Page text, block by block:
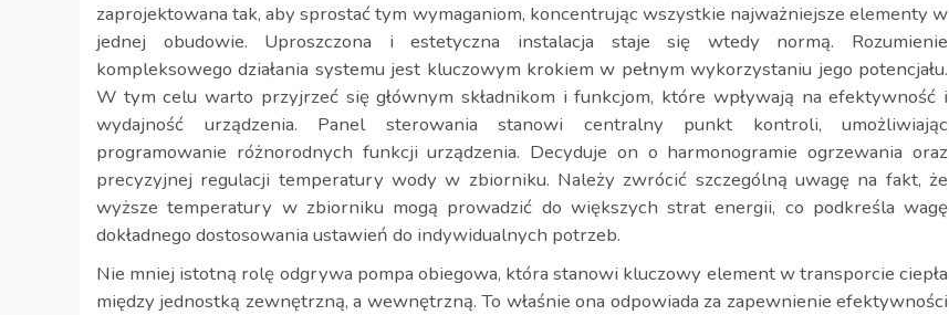
zaprojektowana tak, aby sprostać tym wymaganiom, koncentrując wszystkie najważniejsze elementy w
jednej obudowie. Uproszczona i estetyczna instalacja staje się wtedy normą. Rozumienie
kompleksowego działania systemu jest kluczowym krokiem w pełnym wykorzystaniu jego potencjału.
W tym celu warto przyjrzeć się głównym składnikom i funkcjom, które wpływają na efektywność i
wydajność urządzenia. Panel sterowania stanowi centralny punkt kontroli, umożliwiając
programowanie różnorodnych funkcji urządzenia. Decyduje on o harmonogramie ogrzewania oraz
precyzyjnej regulacji temperatury wody w zbiorniku. Należy zwrócić szczególną uwagę na fakt, że
wyższe temperatury w zbiorniku mogą prowadzić do większych strat energii, co podkreśla wagę
dokładnego dostosowania ustawień do indywidualnych potrzeb.
Nie mniej istotną rolę odgrywa pompa obiegowa, która stanowi kluczowy element w transporcie ciepła
między jednostką zewnętrzną, a wewnętrzną. To właśnie ona odpowiada za zapewnienie efektywności